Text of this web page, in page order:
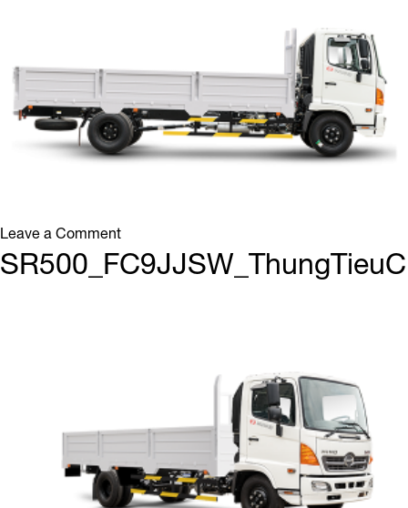
Leave a Commenton
SR500_FC9JJSW_ThungTieuChuan_3